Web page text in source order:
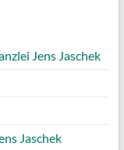
Jens Jaschek
Jaschek